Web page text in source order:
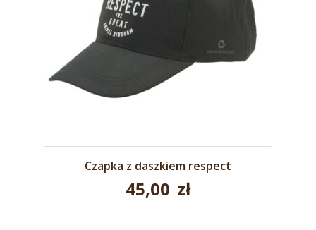
Czapka z daszkiem respect
45,00 zł